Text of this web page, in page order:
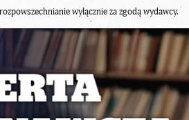
wyłącznie za zgodą wydawcy.